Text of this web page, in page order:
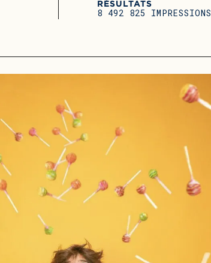
RÉSULTATS
8 492 825 IMPRESSIONS